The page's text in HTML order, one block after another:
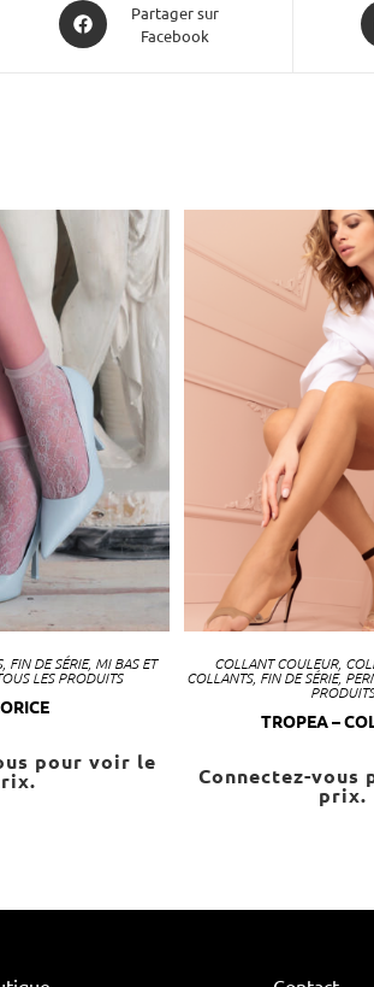
Partager sur
Facebook
, FIN DE SÉRIE, MI BAS ET
LES PRODUITS
pour voir le
COLLANT COULEUR,
COLLANTS, FIN DE SÉRIE,
PRODUITS
TROPEA –
Connectez-vous
prix.